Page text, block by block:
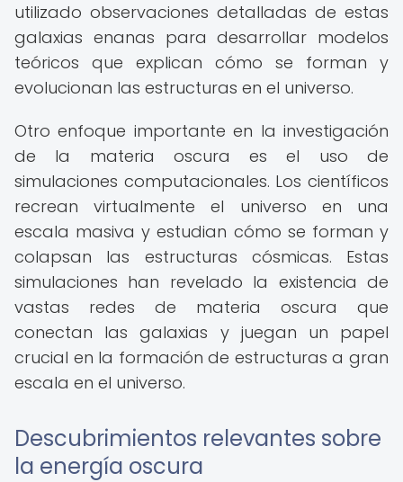
utilizado observaciones detalladas de estas
galaxias enanas para desarrollar modelos
teóricos que explican cómo se forman y
evolucionan las estructuras en el universo.
Otro enfoque importante en la investigación
de la materia oscura es el uso de
simulaciones computacionales. Los científicos
recrean virtualmente el universo en una
escala masiva y estudian cómo se forman y
colapsan las estructuras cósmicas. Estas
simulaciones han revelado la existencia de
vastas redes de materia oscura que
conectan las galaxias y juegan un papel
crucial en la formación de estructuras a gran
escala en el universo.
Descubrimientos relevantes sobre
la energía oscura